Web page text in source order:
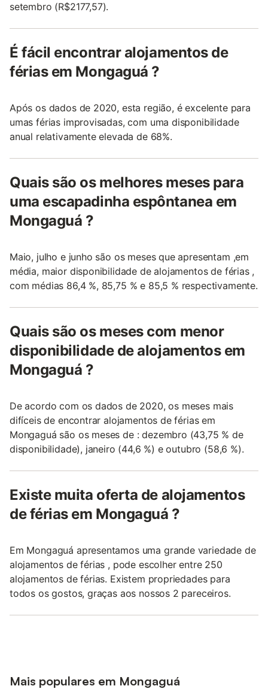
setembro (R$2177,57).
É fácil encontrar alojamentos de
férias em Mongaguá ?
Após os dados de 2020, esta região, é excelente para
umas férias improvisadas, com uma disponibilidade
anual relativamente elevada de 68%.
Quais são os melhores meses para
uma escapadinha espôntanea em
Mongaguá ?
Maio, julho e junho são os meses que apresentam ,em
média, maior disponibilidade de alojamentos de férias ,
com médias 86,4 %, 85,75 % e 85,5 % respectivamente.
Quais são os meses com menor
disponibilidade de alojamentos em
Mongaguá ?
De acordo com os dados de 2020, os meses mais
difíceis de encontrar alojamentos de férias em
Mongaguá são os meses de : dezembro (43,75 % de
disponibilidade), janeiro (44,6 %) e outubro (58,6 %).
Existe muita oferta de alojamentos
de férias em Mongaguá ?
Em Mongaguá apresentamos uma grande variedade de
alojamentos de férias , pode escolher entre 250
alojamentos de férias. Existem propriedades para
todos os gostos, graças aos nossos 2 pareceiros.
Mais populares em Mongaguá